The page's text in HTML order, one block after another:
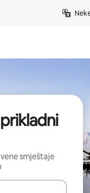
smještaje